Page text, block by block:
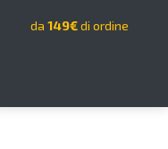
da 149€di ordine